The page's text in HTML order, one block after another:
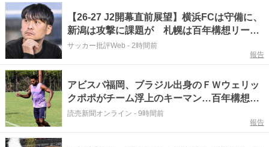
【26-27 J2開幕直前展望】横浜FCは守備に、
新潟は攻撃に課題が 札幌は百年構想リーグ
の勢いを維持できるか（2）
サッカー批評Web - 2時間前
報告
アビスパ福岡、ブラジル出身のＦＷウェリッ
クポポがチーム浮上のキーマン…百年構想リ
ーグで３ゴール
読売新聞オンライン - 9時間前
報告